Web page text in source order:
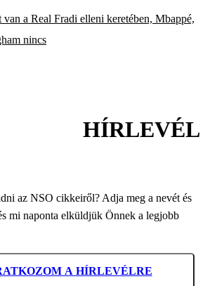
a Real Fradi elleni keretében, Mbappé,
nincs
HÍRLEVÉL
az NSO cikkeiről? Adja meg a nevét és
mi naponta elküldjük Önnek a legjobb
A HÍRLEVÉLRE